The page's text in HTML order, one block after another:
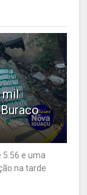
mil
e uma
na tarde